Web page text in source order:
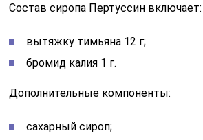
Состав сиропа Пертуссин включает:
вытяжку тимьяна 12 г;
бромид калия 1 г.
Дополнительные компоненты:
сахарный сироп;